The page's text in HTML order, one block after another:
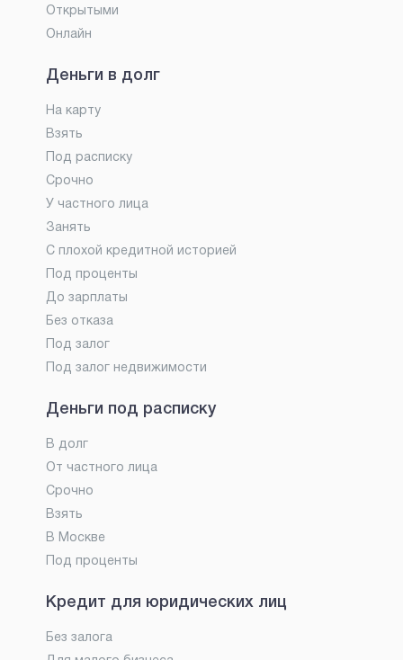
Открытыми
Онлайн
Деньги в долг
На карту
Взять
Под расписку
Срочно
У частного лица
Занять
С плохой кредитной историей
Под проценты
До зарплаты
Без отказа
Под залог
Под залог недвижимости
Деньги под расписку
В долг
От частного лица
Срочно
Взять
В Москве
Под проценты
Кредит для юридических лиц
Без залога